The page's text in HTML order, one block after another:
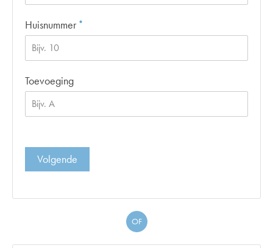
Huisnummer *
Toevoeging
Volgende
OF